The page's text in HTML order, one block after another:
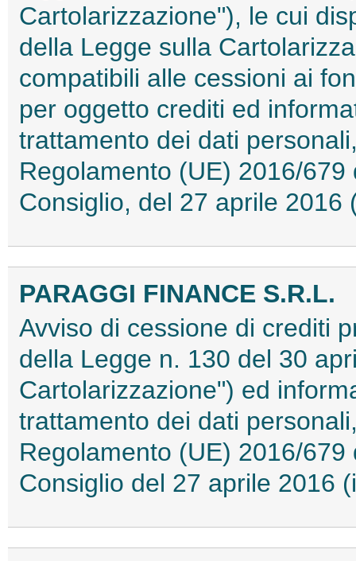
Cartolarizzazione"), le cui
della Legge sulla
compatibili alle cessioni ai
per oggetto crediti ed
trattamento dei dati
Regolamento (UE) 2016/
Consiglio, del 27 aprile 2016
PARAGGI FINANCE S.R.L.
Avviso di cessione di crediti
della Legge n. 130 del 30
Cartolarizzazione") ed
trattamento dei dati
Regolamento (UE) 2016/
Consiglio del 27 aprile 2016